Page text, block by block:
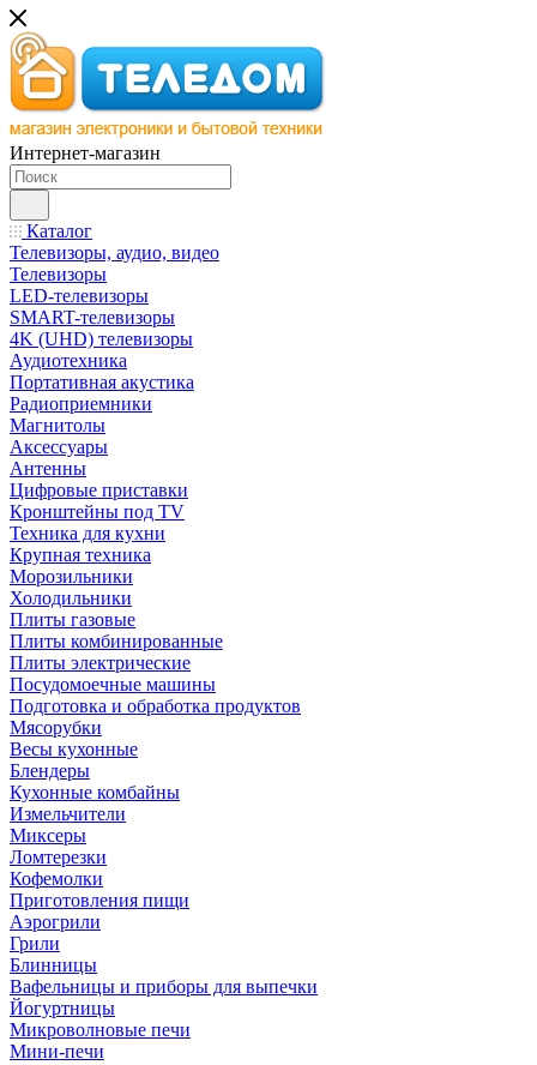
Интернет-магазин
Каталог
Телевизоры, аудио, видео
Телевизоры
LED-телевизоры
SMART-телевизоры
4K (UHD) телевизоры
Аудиотехника
Портативная акустика
Радиоприемники
Магнитолы
Аксессуары
Антенны
Цифровые приставки
Кронштейны под TV
Техника для кухни
Крупная техника
Морозильники
Холодильники
Плиты газовые
Плиты комбинированные
Плиты электрические
Посудомоечные машины
Подготовка и обработка продуктов
Мясорубки
Весы кухонные
Блендеры
Кухонные комбайны
Измельчители
Миксеры
Ломтерезки
Кофемолки
Приготовления пищи
Аэрогрили
Грили
Блинницы
Вафельницы и приборы для выпечки
Йогуртницы
Микроволновые печи
Мини-печи